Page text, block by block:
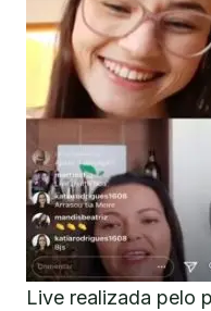
Live realizada pelo